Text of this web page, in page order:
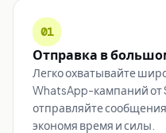
01
Отправка в
Легко охватывайте
WhatsApp-кампаний от
отправляйте
экономя время и силы.